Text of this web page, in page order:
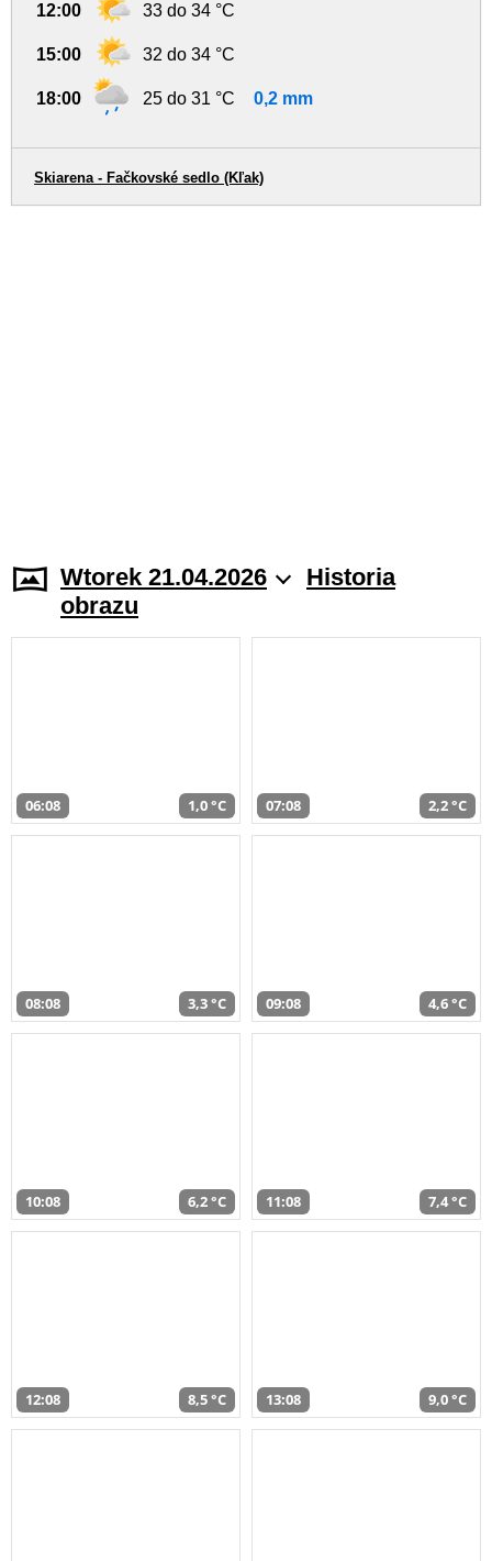
12:00 33 do 34 °C
15:00 32 do 34 °C
18:00 25 do 31 °C 0,2 mm
Skiarena - Fačkovské sedlo (Kľak)
Wtorek 21.04.2026
Historia
obrazu
06:08 1,0 °C 07:08 2,2 °C
08:08 3,3 °C 09:08 4,6 °C
10:08 6,2 °C 11:08 7,4 °C
12:08 8,5 °C 13:08 9,0 °C